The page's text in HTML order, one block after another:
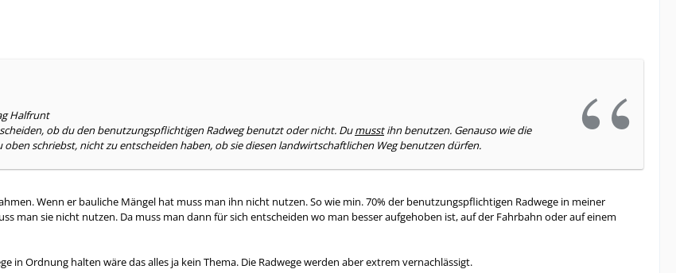
Halfrunt
ob du den benutzungspflichtigen Radweg benutzt oder nicht. Dumusstihn benutzen. Genauso wie die
schriebst, nicht zu entscheiden haben, ob sie diesen landwirtschaftlichen Weg benutzen dürfen.
Wenn er bauliche Mängel hat muss man ihn nicht nutzen. So wie min. 70% der benutzungspflichtigen Radwege in meiner
man sie nicht nutzen. Da muss man dann für sich entscheiden wo man besser aufgehoben ist, auf der Fahrbahn oder auf einem
in Ordnung halten wäre das alles ja kein Thema. Die Radwege werden aber extrem vernachlässigt.